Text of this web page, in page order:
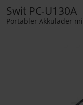
Swit PC-U130A
Portabler Akkulader